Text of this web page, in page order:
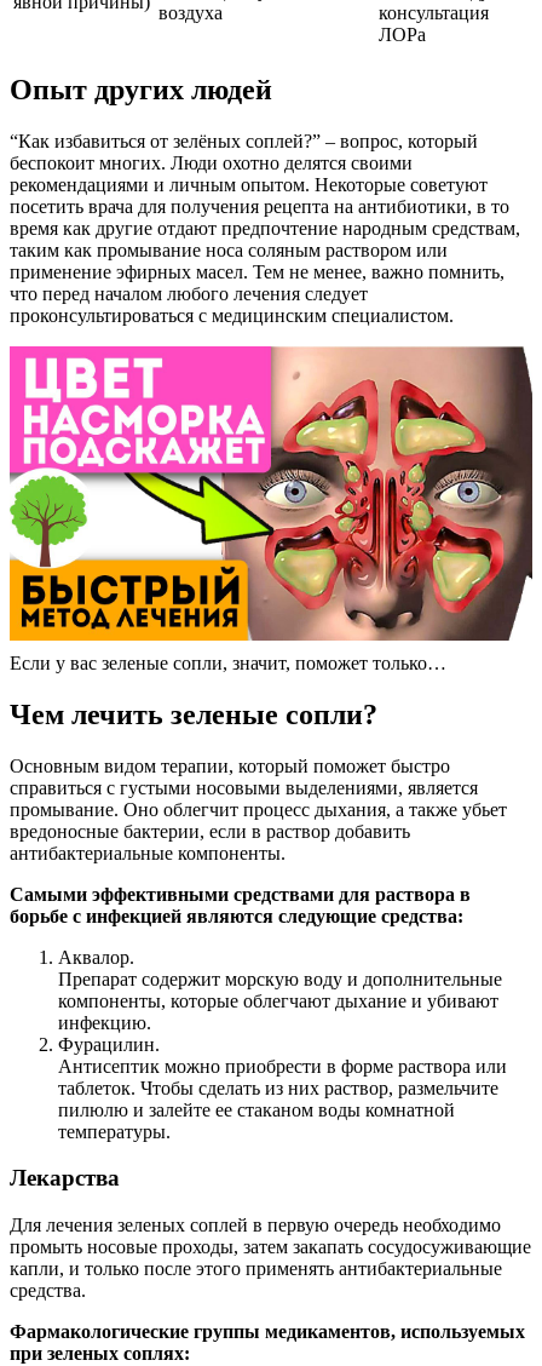
воздуха
консультация
ЛОРа
Опыт других людей
“Как избавиться от зелёных соплей?” – вопрос, который
беспокоит многих. Люди охотно делятся своими
рекомендациями и личным опытом. Некоторые советуют
посетить врача для получения рецепта на антибиотики, в то
время как другие отдают предпочтение народным средствам,
таким как промывание носа соляным раствором или
применение эфирных масел. Тем не менее, важно помнить,
что перед началом любого лечения следует
проконсультироваться с медицинским специалистом.
Если у вас зеленые сопли, значит, поможет только…
Чем лечить зеленые сопли?
Основным видом терапии, который поможет быстро
справиться с густыми носовыми выделениями, является
промывание. Оно облегчит процесс дыхания, а также убьет
вредоносные бактерии, если в раствор добавить
антибактериальные компоненты.
Самыми эффективными средствами для раствора в
борьбе с инфекцией являются следующие средства:
Аквалор.
Препарат содержит морскую воду и дополнительные
компоненты, которые облегчают дыхание и убивают
инфекцию.
Фурацилин.
Антисептик можно приобрести в форме раствора или
таблеток. Чтобы сделать из них раствор, размельчите
пилюлю и залейте ее стаканом воды комнатной
температуры.
Лекарства
Для лечения зеленых соплей в первую очередь необходимо
промыть носовые проходы, затем закапать сосудосуживающие
капли, и только после этого применять антибактериальные
средства.
Фармакологические группы медикаментов, используемых
при зеленых соплях: